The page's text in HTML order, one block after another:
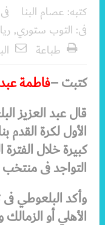
كتبه: عصام البنا
فى: التوب ستوري,
طباعة
كتبت –فاطمة عبد
قال عبد العزيز
الأول لكرة القدم
كبيرة خلال
التواجد فى
وأكد البلعوطي
الأهلي أو